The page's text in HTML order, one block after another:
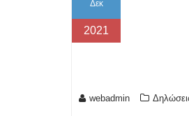
Δεκ
2021
webadmin